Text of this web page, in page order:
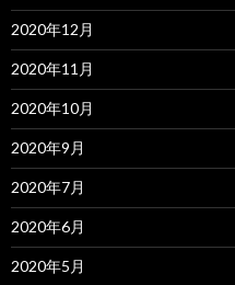
2020年12月
2020年11月
2020年10月
2020年9月
2020年7月
2020年6月
2020年5月